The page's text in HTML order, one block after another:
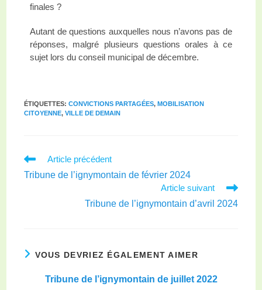
finales ?
Autant de questions auxquelles nous n’avons pas de
réponses, malgré plusieurs questions orales à ce
sujet lors du conseil municipal de décembre.
ÉTIQUETTES:CONVICTIONS PARTAGÉES, MOBILISATION
CITOYENNE, VILLE DE DEMAIN
Article précédent
Tribune de l’ignymontain de février 2024
Article suivant
Tribune de l’ignymontain d’avril 2024
VOUS DEVRIEZ ÉGALEMENT AIMER
Tribune de l’ignymontain de juillet 2022